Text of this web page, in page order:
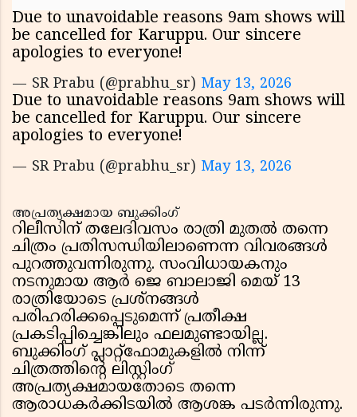
Due to unavoidable reasons 9am shows will
be cancelled for Karuppu. Our sincere
apologies to everyone!
— SR Prabu (@prabhu_sr) May 13, 2026
Due to unavoidable reasons 9am shows will
be cancelled for Karuppu. Our sincere
apologies to everyone!
— SR Prabu (@prabhu_sr) May 13, 2026
അപ്രത്യക്ഷമായ ബുക്കിംഗ്
റിലീസിന് തലേദിവസം രാത്രി മുതൽ തന്നെ
ചിത്രം പ്രതിസന്ധിയിലാണെന്ന വിവരങ്ങൾ
പുറത്തുവന്നിരുന്നു. സംവിധായകനും
നടനുമായ ആർ ജെ ബാലാജി മെയ് 13
രാത്രിയോടെ പ്രശ്നങ്ങൾ
പരിഹരിക്കപ്പെടുമെന്ന് പ്രതീക്ഷ
പ്രകടിപ്പിച്ചെങ്കിലും ഫലമുണ്ടായില്ല.
ബുക്കിംഗ് പ്ലാറ്റ്‌ഫോമുകളിൽ നിന്ന്
ചിത്രത്തിൻ്റെ ലിസ്റ്റിംഗ്
അപ്രത്യക്ഷമായതോടെ തന്നെ
ആരാധകർക്കിടയിൽ ആശങ്ക പടർന്നിരുന്നു.